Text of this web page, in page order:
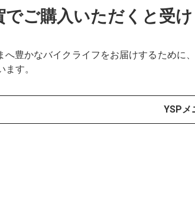
でご購入いただくと受
へ豊かなバイクライフをお届けするために
す。
YSPメ